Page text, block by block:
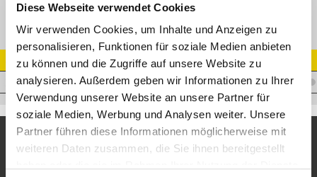
Diese Webseite verwendet Cookies
Wir verwenden Cookies, um Inhalte und Anzeigen zu
personalisieren, Funktionen für soziale Medien anbieten
zu können und die Zugriffe auf unsere Website zu
analysieren. Außerdem geben wir Informationen zu Ihrer
Verwendung unserer Website an unsere Partner für
soziale Medien, Werbung und Analysen weiter. Unsere
Partner führen diese Informationen möglicherweise mit
weiteren Daten zusammen, die Sie ihnen bereitgestellt
Artikel Nr.
V.XTSR12/16/12